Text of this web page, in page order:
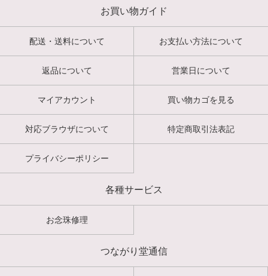
お買い物ガイド
配送・送料について お支払い方法について
返品について 営業日について
マイアカウント 買い物カゴを見る
対応ブラウザについて 特定商取引法表記
プライバシーポリシー
各種サービス
お念珠修理
つながり堂通信